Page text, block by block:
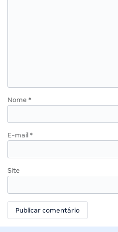
Nome *
E-mail *
Site